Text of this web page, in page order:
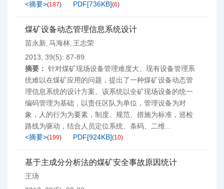
<摘要>(187) PDF[736KB](6)
煤矿设备动态管理信息系统设计
苗永新, 马海林, 王志荣
2013, 39(5): 87-89.
摘要： 针对煤矿现场设备管理难度大、现有设备管理系
统难以在煤矿应用的问题，提出了一种煤矿设备动态管
理信息系统的设计方案。该系统以全矿现场设备的统一
编码管理为基础，以责任区队为单位，管理设备为对
象，人的行为为要素，制度、规范、措施为标准，巡检
路线为驱动，结合人员定位系统、条码、二维...
<摘要>(199) PDF[924KB](10)
基于主成分分析法的煤矿安全事故原因统计
王玚